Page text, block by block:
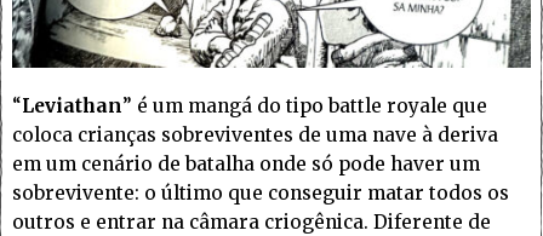
“Leviathan” é um mangá do tipo battle royale que
coloca crianças sobreviventes de uma nave à deriva
em um cenário de batalha onde só pode haver um
sobrevivente: o último que conseguir matar todos os
outros e entrar na câmara criogênica. Diferente de